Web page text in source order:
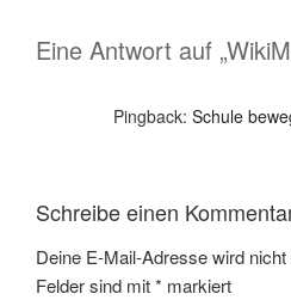
Eine Antwort auf
Pingback: Schule
Schreibe einen
Deine E-Mail-Adresse wird
Felder sind mit* markiert